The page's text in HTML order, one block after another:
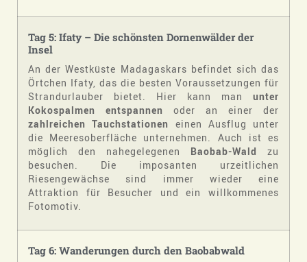
Tag 5: Ifaty – Die schönsten Dornenwälder der
Insel
An der Westküste Madagaskars befindet sich das
Örtchen Ifaty, das die besten Voraussetzungen für
Strandurlauber bietet. Hier kann man unter
Kokospalmen entspannen oder an einer der
zahlreichen Tauchstationen einen Ausflug unter
die Meeresoberfläche unternehmen. Auch ist es
möglich den nahegelegenen Baobab-Wald
zu
besuchen. Die imposanten urzeitlichen
Riesengewächse sind immer wieder eine
Attraktion für Besucher und ein willkommenes
Fotomotiv.
Tag 6: Wanderungen durch den Baobabwald